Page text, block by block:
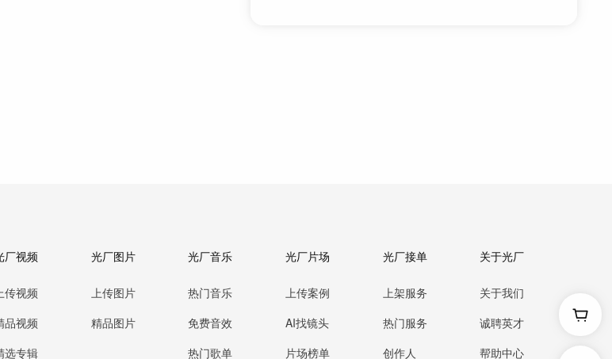
厂视频
传视频
品视频
选专辑
光厂图片
上传图片
精品图片
光厂音乐
热门音乐
免费音效
热门歌单
光厂片场
上传案例
AI找镜头
片场榜单
光厂接单
上架服务
热门服务
创作人
关于光厂
关于我们
诚聘英才
帮助中心